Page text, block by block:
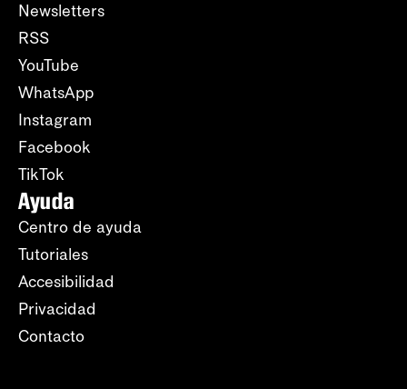
Newsletters
RSS
YouTube
WhatsApp
Instagram
Facebook
TikTok
Ayuda
Centro de ayuda
Tutoriales
Accesibilidad
Privacidad
Contacto